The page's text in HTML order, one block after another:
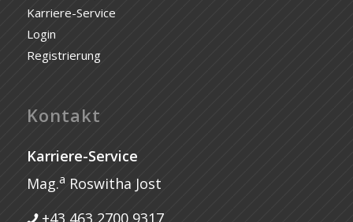
Karriere-Service
Login
Registrierung
Kontakt
Karriere-Service
Mag.a Roswitha Jost